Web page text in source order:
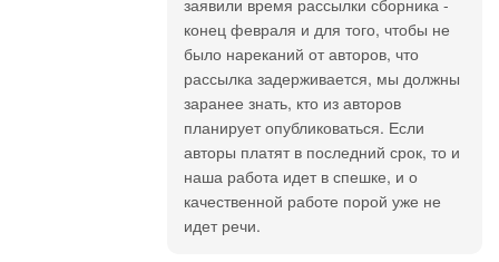
заявили время рассылки сборника -
конец февраля и для того, чтобы не
было нареканий от авторов, что
рассылка задерживается, мы должны
заранее знать, кто из авторов
планирует опубликоваться. Если
авторы платят в последний срок, то и
наша работа идет в спешке, и о
качественной работе порой уже не
идет речи.